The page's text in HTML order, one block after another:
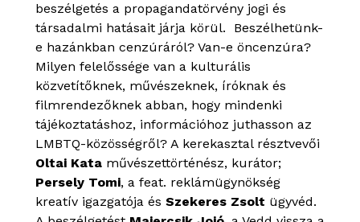
beszélgetés a propagandatörvény jogi és
társadalmi hatásait járja körül. Beszélhetünk-
e hazánkban cenzúráról? Van-e öncenzúra?
Milyen felelőssége van a kulturális
közvetítőknek, művészeknek, íróknak és
filmrendezőknek abban, hogy mindenki
tájékoztatáshoz, információhoz juthasson az
LMBTQ-közösségről? A kerekasztal résztvevői
Oltai Kata művészettörténész, kurátor;
Persely Tomi, a feat. reklámügynökség
kreatív igazgatója és Szekeres Zsolt ügyvéd.